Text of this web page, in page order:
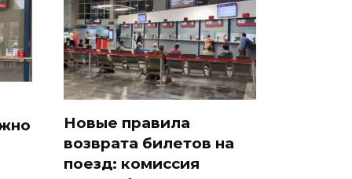
Новые правила
возврата билетов на
поезд: комиссия